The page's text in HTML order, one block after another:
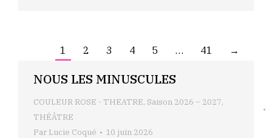
1 2 3 4 5 … 41 →
NOUS LES MINUSCULES
COULEUR ROSE - THEATRE, Saison 2026 – 2027,
THÉÂTRE
Par Lucie Coqué 10 juin 2026